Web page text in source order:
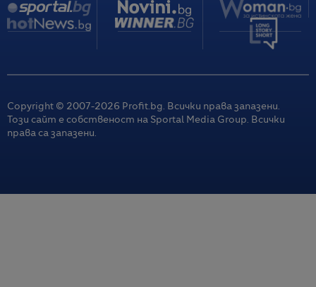
Copyright © 2007-2026 Profit.bg. Всички права запазени.
Този сайт е собственост на Sportal Media Group. Всички
права са запазени.